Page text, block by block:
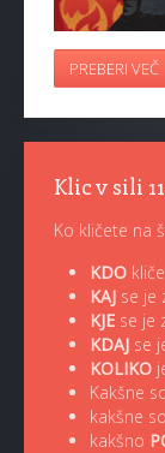
PREBERI VEČ
Klic v sili
Ko kličete na
KDO kliče
KAJ se je
KJE se je
KDAJ se
KOLIKO
Kakšne
kakšne so
kakšno